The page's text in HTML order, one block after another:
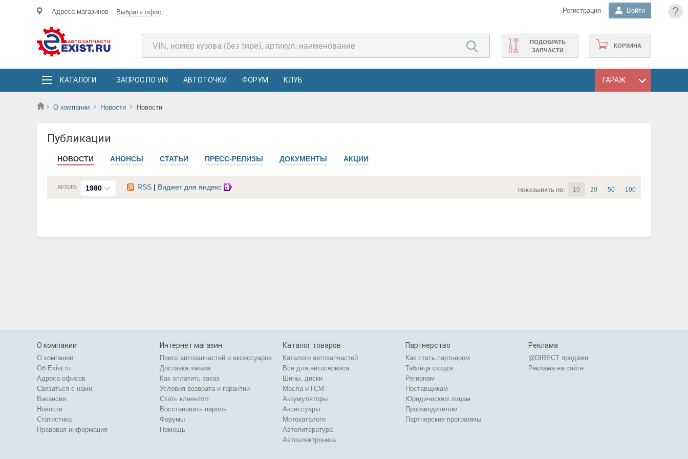
?
Адреса магазинов Выбрать офис Регистрация Войти
КОРЗИНА
ПОДОБРАТЬ
ЗАПЧАСТИ
КАТАЛОГИ ЗАПРОС ПО VIN АВТОТОЧКИ ФОРУМ КЛУБ ГАРАЖ
О компании Новости Новости
Публикации
НОВОСТИ АНОНСЫ СТАТЬИ ПРЕСС-РЕЛИЗЫ ДОКУМЕНТЫ АКЦИИ
1980
АРХИВ: RSS | Виджет для яндекс ПОКАЗЫВАТЬ ПО: 10 20 50 100
О компании
О компании
Об Exist.ru
Адреса офисов
Связаться с нами
Вакансии
Новости
Статистика
Правовая информация
Интернет магазин
Поиск автозапчастей и аксессуаров
Доставка заказа
Как оплатить заказ
Условия возврата и гарантии
Стать клиентом
Восстановить пароль
Форумы
Помощь
Каталог товаров
Каталоги автозапчастей
Все для автосервиса
Шины, диски
Масла и ГСМ
Аккумуляторы
Аксессуары
Мотокаталоги
Автолитература
Автоэлектроника
Партнерство
Как стать партнером
Таблица скидок
Регионам
Поставщикам
Юридическим лицам
Производителям
Партнерские программы
Реклама
@DIRECT продажи
Реклама на сайте